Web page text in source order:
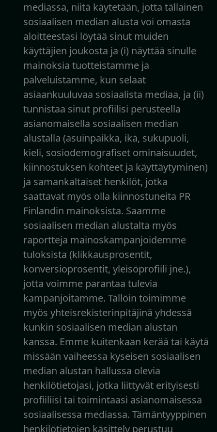
mediassa, niitä käytetään, jotta tällainen
sosiaalisen median alusta voi omasta
aloitteestasi löytää sinut muiden
käyttäjien joukosta ja (i) näyttää sinulle
mainoksia tuotteistamme ja
palveluistamme, kun selaat
asiaankuuluvaa sosiaalista mediaa, ja (ii)
tunnistaa sinut profiilisi perusteella
asianomaisella sosiaalisen median
alustalla (asuinpaikka, ikä, sukupuoli,
kieli, sosiodemografiset ominaisuudet,
kiinnostuksen kohteet ja käyttäytyminen)
ja samankaltaiset henkilöt, jotka
saattavat myös olla kiinnostuneita PR
Finlandin mainoksista. Saamme
sosiaalisen median alustalta myös
raportteja mainoskampanjoidemme
tuloksista (klikkausprosentit,
konversioprosentit, yleisöprofiili jne.),
jotta voimme parantaa tulevia
kampanjoitamme. Tällöin toimimme
myös yhteisrekisterinpitäjinä yhdessä
kunkin sosiaalisen median alustan
kanssa. Emme kuitenkaan kerää tai käytä
missään vaiheessa kyseisen sosiaalisen
median alustan hallussa olevia
henkilötietojasi, jotka liittyvät erityisesti
profiiliisi tai toimintaasi asianomaisessa
sosiaalisessa mediassa. Tämäntyyppinen
henkilötietojen käsittely perustuu